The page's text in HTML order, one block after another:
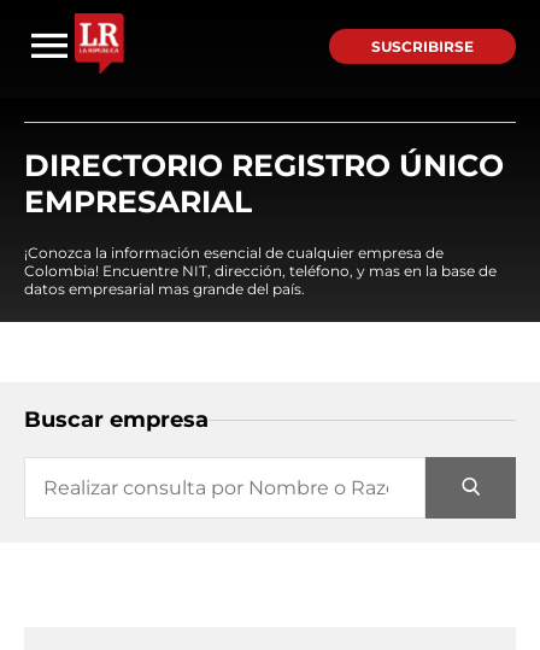
SUSCRIBIRSE
DIRECTORIO REGISTRO ÚNICO
EMPRESARIAL
¡Conozca la información esencial de cualquier empresa de
Colombia! Encuentre NIT, dirección, teléfono, y mas en la base de
datos empresarial mas grande del país.
Buscar empresa